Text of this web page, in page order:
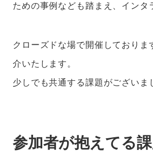
ための事例なども踏まえ、インタ
クローズドな場で開催しており
介いたします。
少しでも共通する課題がございま
参加者が抱えてる